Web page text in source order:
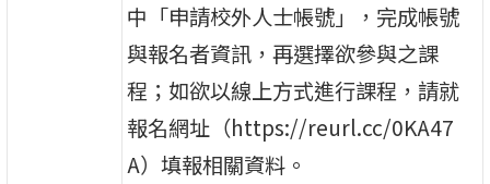
中「申請校外人士帳號」，完成帳號
與報名者資訊，再選擇欲參與之課
程；如欲以線上方式進行課程，請就
報名網址（https://reurl.cc/0KA47
A）填報相關資料。